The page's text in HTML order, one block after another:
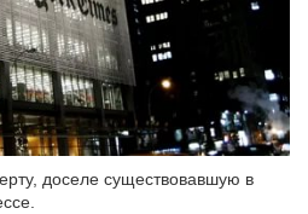
доселе существовавшую в